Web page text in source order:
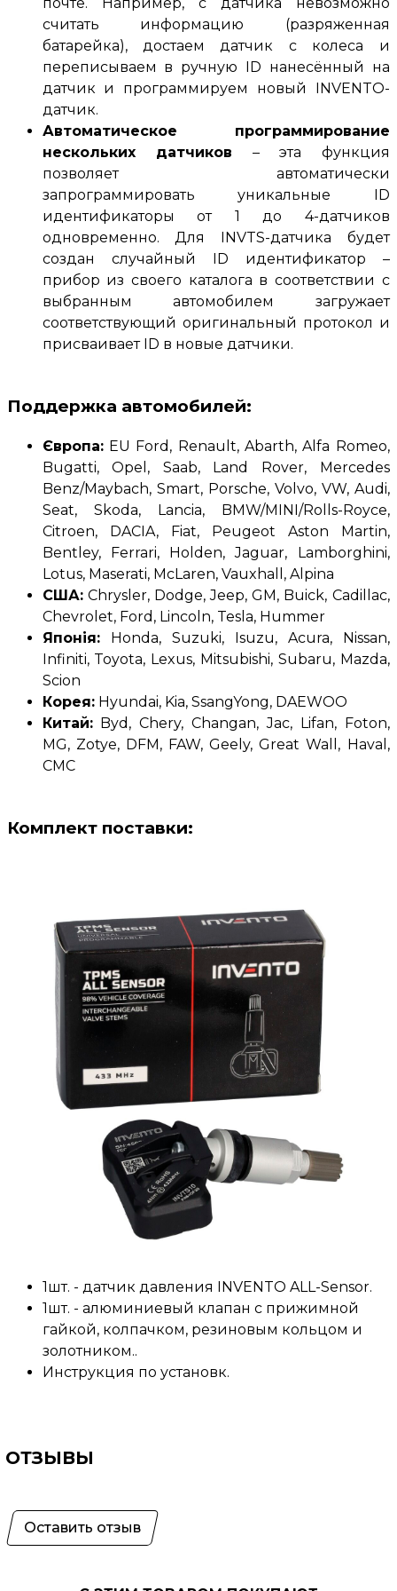
считать информацию (разряженная
батарейка), достаем датчик с колеса и
переписываем в ручную ID нанесённый на
датчик и программируем новый INVENTO-
датчик.
Автоматическое программирование
нескольких датчиков
–эта функция
позволяет автоматически
запрограммировать уникальные ID
идентификаторы от 1 до 4-датчиков
одновременно.
Для INVTS-датчика будет
создан случайный ID идентификатор –
прибор из своего каталога в соответствии с
выбранным автомобилем загружает
соответствующий оригинальный протокол и
присваивает ID в новые датчики.
Поддержка автомобилей:
Європа:EU Ford, Renault, Abarth, Alfa Romeo,
Bugatti, Opel, Saab, Land Rover, Mercedes
Benz/Maybach, Smart, Porsche, Volvo, VW, Audi,
Seat, Skoda, Lancia, BMW/MINI/Rolls-Royce,
Citroen, DACIA, Fiat, Peugeot Aston Martin,
Bentley, Ferrari, Holden, Jaguar, Lamborghini,
Lotus, Maserati, McLaren, Vauxhall, Alpina
США:Chrysler, Dodge, Jeep, GM, Buick, Cadillac,
Chevrolet, Ford, Lincoln, Tesla, Hummer
Японія:Honda, Suzuki, Isuzu, Acura, Nissan,
Infiniti, Toyota, Lexus, Mitsubishi, Subaru, Mazda,
Scion
Корея:Hyundai, Kia, SsangYong, DAEWOO
Китай:Byd, Chery, Changan, Jac, Lifan, Foton,
MG, Zotye, DFM, FAW, Geely, Great Wall, Haval,
CMC
Комплект поставки:
1шт. - датчик давления INVENTO ALL-Sensor.
1шт. - алюминиевый клапан с прижимной
гайкой, колпачком, резиновым кольцом и
золотником..
Инструкция по установк.
ОТЗЫВЫ
Оставить отзыв